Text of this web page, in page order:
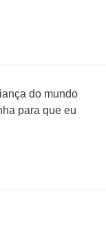
do mundo
para que eu